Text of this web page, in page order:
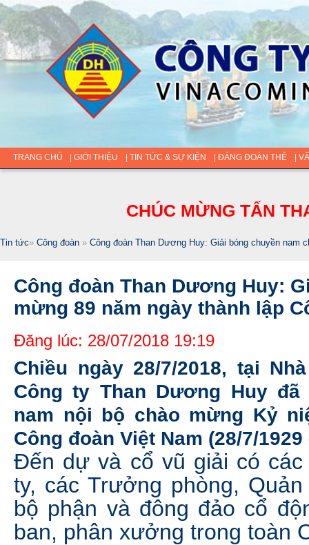
TRANG CHỦ | GIỚI THIỆU | TIN TỨC & SỰ KIỆN | ĐẢNG ĐOÀN THỂ |
CHÚC MỪNG TẤN
Tin tức» Công đoàn » Công đoàn Than Dương Huy: Giải bóng chuyền nam
Công đoàn Than Dương Huy:
mừng 89 năm ngày thành lập
Đăng lúc: 28/07/2018 19:19
Chiều ngày 28/7/2018, tại
Công ty Than Dương Huy
nam nội bộ chào mừng Kỷ
Công đoàn Việt Nam (28/7/1929
Đến dự và cổ vũ giải có
ty, các Trưởng phòng,
bộ phận và đông đảo cổ
ban, phân xưởng trong toàn